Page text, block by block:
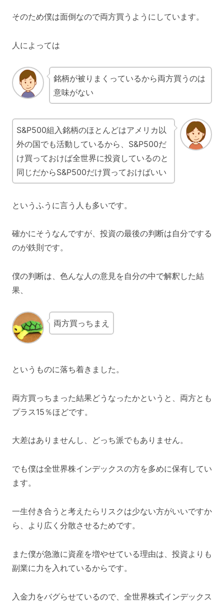
そのため僕は面倒なので両方買うようにしています。
人によっては
銘柄が被りまくっているから両方買うのは
意味がない
S&P500組入銘柄のほとんどはアメリカ以
外の国でも活動しているから、S&P500だ
け買っておけば全世界に投資しているのと
同じだからS&P500だけ買っておけばいい
というふうに言う人も多いです。
確かにそうなんですが、投資の最後の判断は自分でする
のが鉄則です。
僕の判断は、色んな人の意見を自分の中で解釈した結
果、
両方買っちまえ
というものに落ち着きました。
両方買っちまった結果どうなったかというと、両方とも
プラス15％ほどです。
大差はありませんし、どっち派でもありません。
でも僕は全世界株インデックスの方を多めに保有してい
ます。
一生付き合うと考えたらリスクは少ない方がいいですか
ら、より広く分散させるためです。
また僕が急激に資産を増やせている理由は、投資よりも
副業に力を入れているからです。
入金力をバグらせているので、全世界株式インデックス